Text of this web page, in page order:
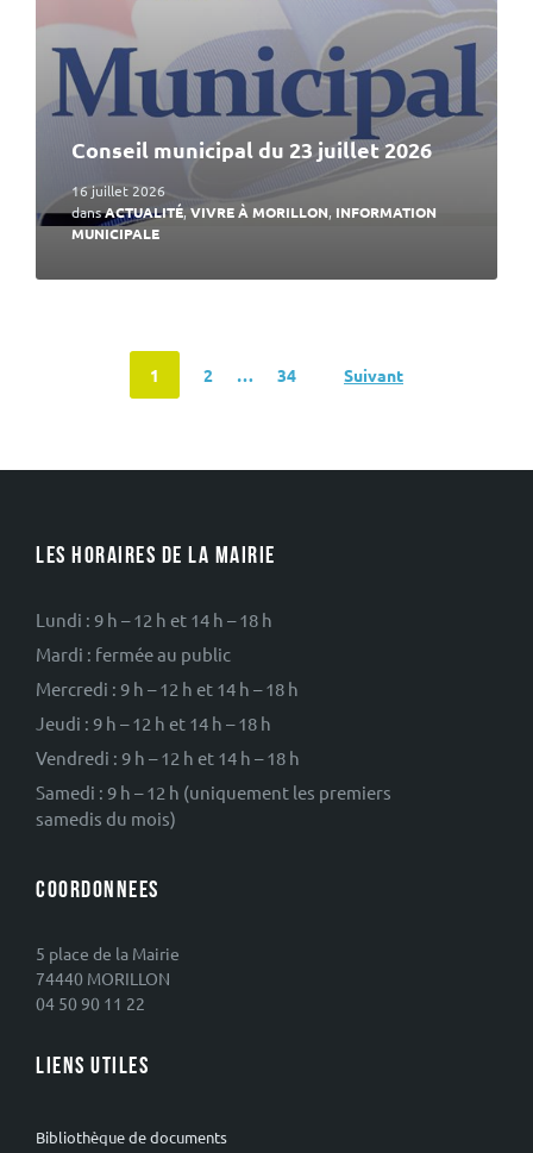
Conseil municipal du 23 juillet 2026
16 juillet 2026
dansACTUALITÉ,VIVRE À MORILLON, INFORMATION
MUNICIPALE
Navigation
1 2 … 34 Suivant
LES HORAIRES DE LA MAIRIE
Lundi : 9 h – 12 h et 14 h – 18 h
Mardi : fermée au public
Mercredi : 9 h – 12 h et 14 h – 18 h
Jeudi : 9 h – 12 h et 14 h – 18 h
Vendredi : 9 h – 12 h et 14 h – 18 h
Samedi : 9 h – 12 h (uniquement les premiers
samedis du mois)
COORDONNEES
5 place de la Mairie
74440 MORILLON
04 50 90 11 22
LIENS UTILES
Bibliothèque de documents